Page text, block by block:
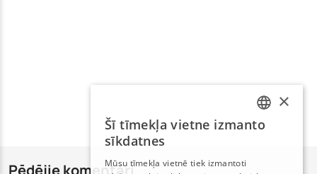
Pēdējie komentāri
LATVIAN
×
Šī tīmekļa vietne izmanto
sīkdatnes
Mūsu tīmekļa vietnē tiek izmantoti